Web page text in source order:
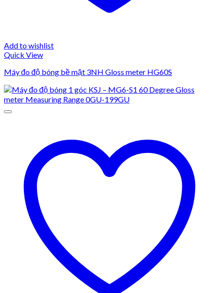
Add to wishlist
Quick View
Máy đo độ bóng bề mặt 3NH Gloss meter HG60S